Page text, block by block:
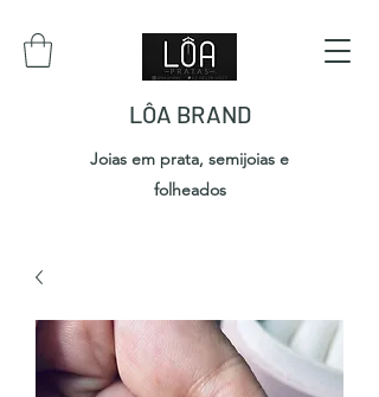
LÔA BRAND
Joias em prata, semijoias e
folheados